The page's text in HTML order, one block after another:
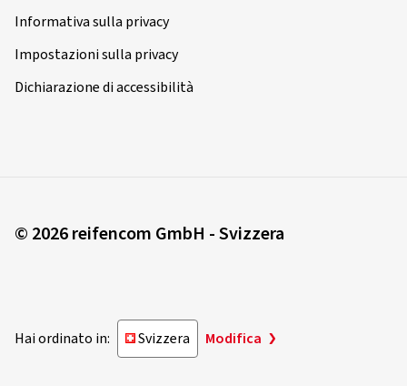
Informativa sulla privacy
Impostazioni sulla privacy
Dichiarazione di accessibilità
© 2026 reifencom GmbH - Svizzera
Hai ordinato in: Svizzera Modifica